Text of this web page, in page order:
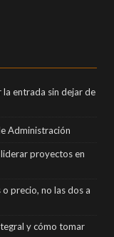
entrada sin dejar de
Administración
proyectos en
precio, no las dos a
y cómo tomar